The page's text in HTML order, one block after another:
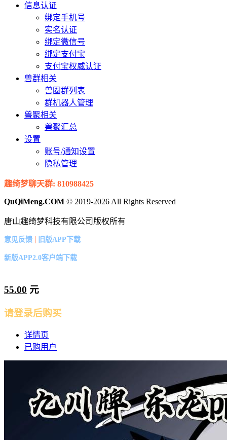
信息认证
绑定手机号
实名认证
绑定微信号
绑定支付宝
支付宝权威认证
兽群相关
兽圈群列表
群机器人管理
兽聚相关
兽聚汇总
设置
账号/通知设置
隐私管理
趣绮梦聊天群: 810988425
QuQiMeng.COM © 2019-2026 All Rights Reserved
唐山趣绮梦科技有限公司版权所有
意见反馈 | 旧版APP下载
新版APP2.0客户端下载
55.00 元
请登录后购买
详情页
已购用户